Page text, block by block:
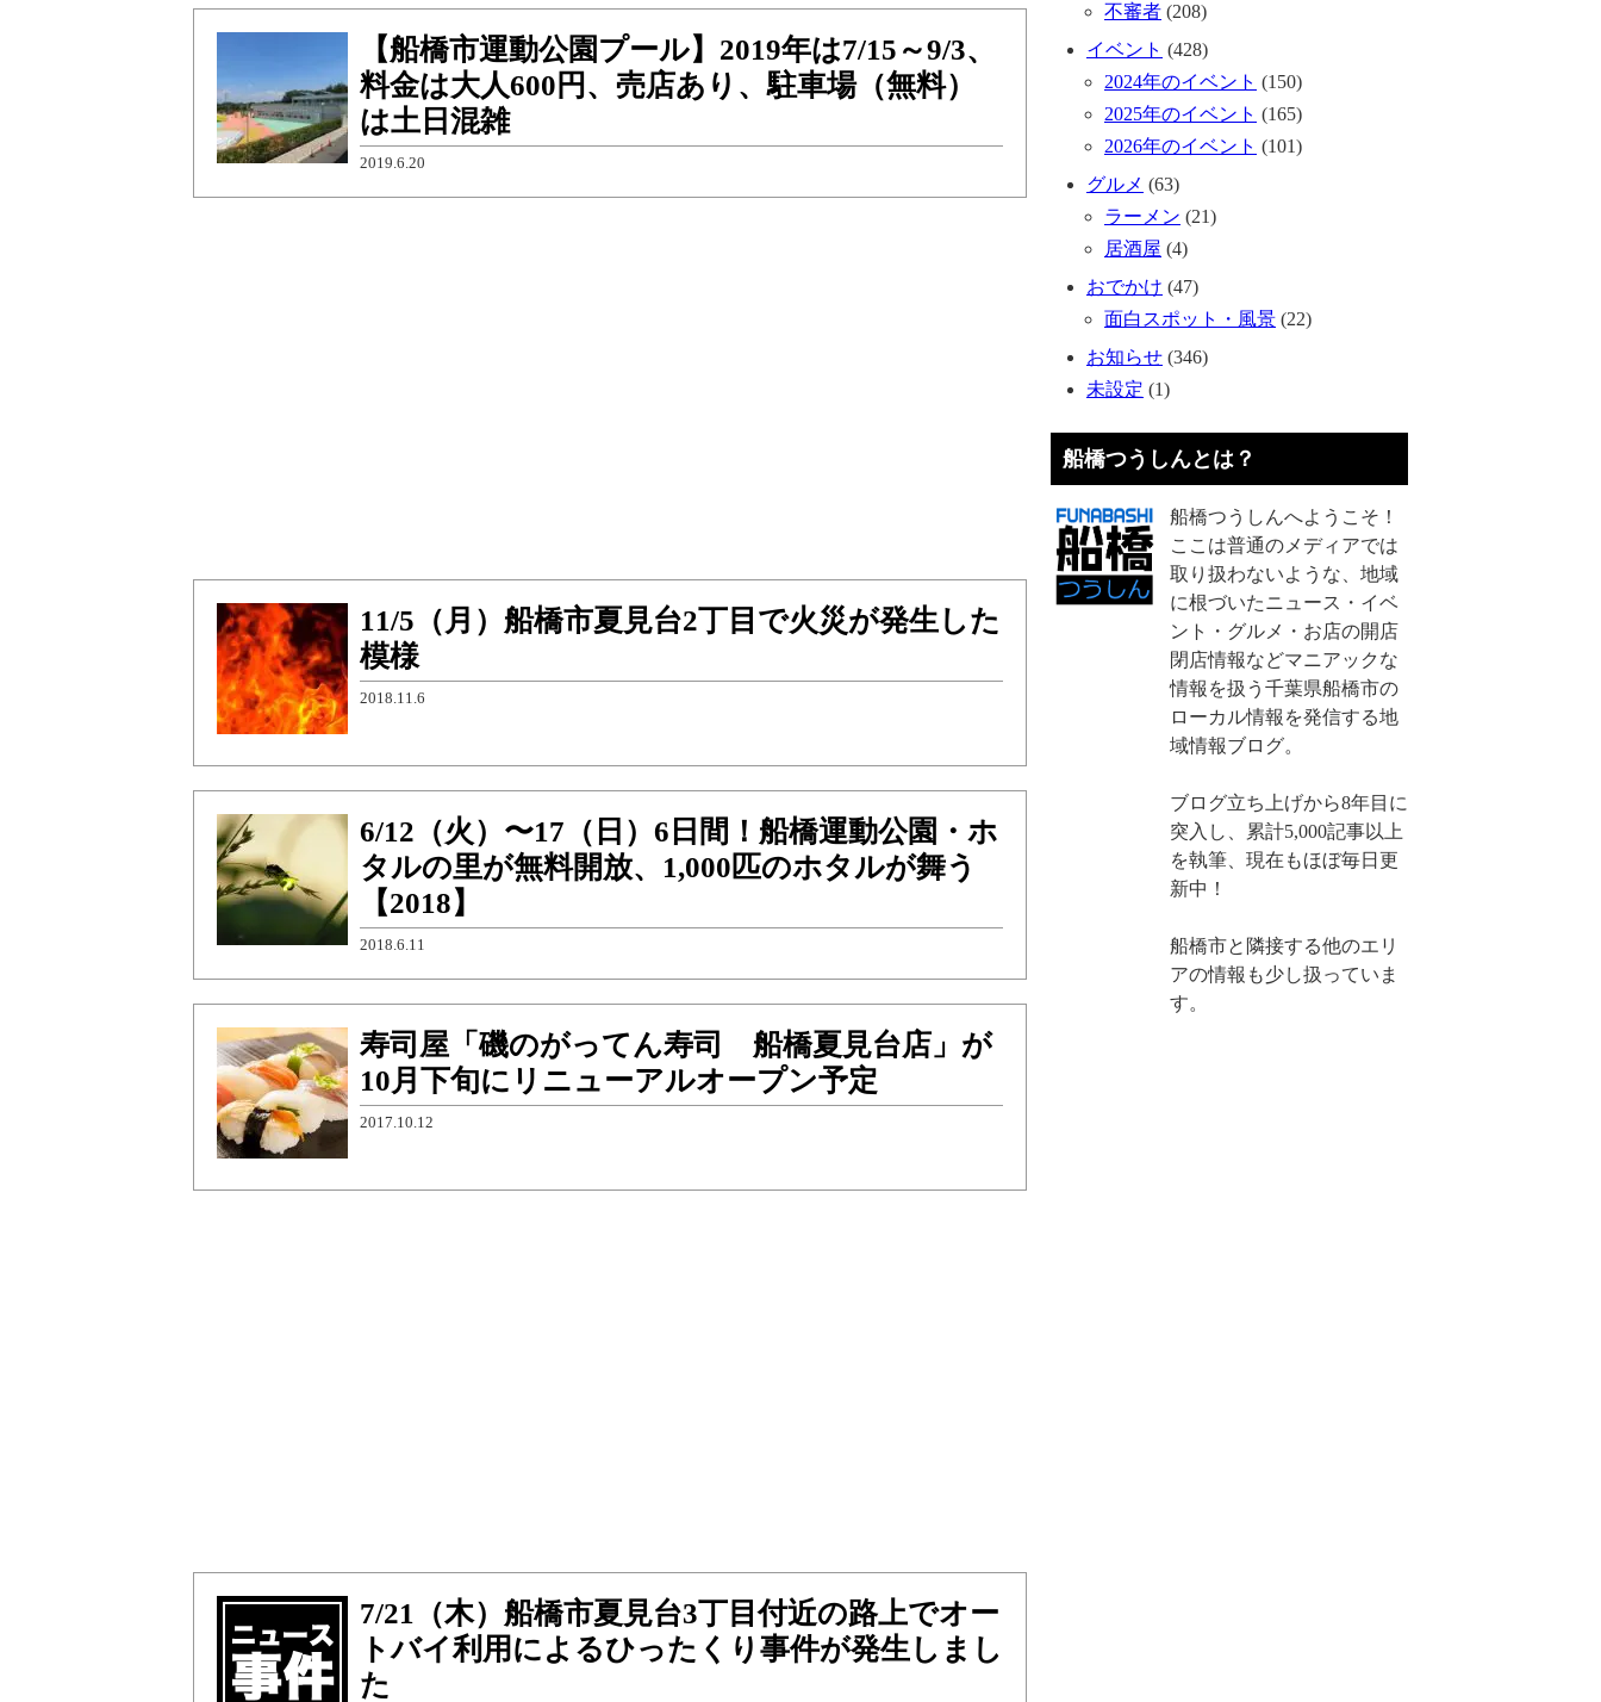
【船橋市運動公園プール】2019年は7/15～9/3、
料金は大人600円、売店あり、駐車場（無料）
は土日混雑
2019.6.20
11/5（月）船橋市夏見台2丁目で火災が発生した
模様
2018.11.6
6/12（火）〜17（日）6日間！船橋運動公園・ホ
タルの里が無料開放、1,000匹のホタルが舞う
【2018】
2018.6.11
寿司屋「磯のがってん寿司 船橋夏見台店」が
10月下旬にリニューアルオープン予定
2017.10.12
7/21（木）船橋市夏見台3丁目付近の路上でオー
トバイ利用によるひったくり事件が発生しまし
た
不審者 (208)
イベント (428)
2024年のイベント (150)
2025年のイベント (165)
2026年のイベント (101)
グルメ (63)
ラーメン (21)
居酒屋 (4)
おでかけ (47)
面白スポット・風景 (22)
お知らせ (346)
未設定 (1)
船橋つうしんとは？
船橋つうしんへようこそ！
ここは普通のメディアでは
取り扱わないような、地域
に根づいたニュース・イベ
ント・グルメ・お店の開店
閉店情報などマニアックな
情報を扱う千葉県船橋市の
ローカル情報を発信する地
域情報ブログ。
ブログ立ち上げから8年目に
突入し、累計5,000記事以上
を執筆、現在もほぼ毎日更
新中！
船橋市と隣接する他のエリ
アの情報も少し扱っていま
す。